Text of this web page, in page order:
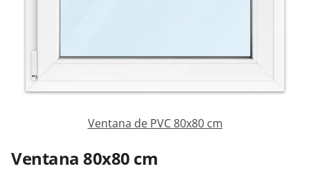
Ventana de PVC 80x80 cm
Ventana 80x80 cm